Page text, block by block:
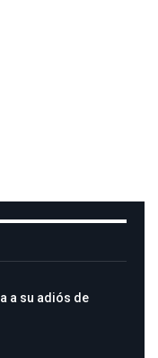
a su adiós de